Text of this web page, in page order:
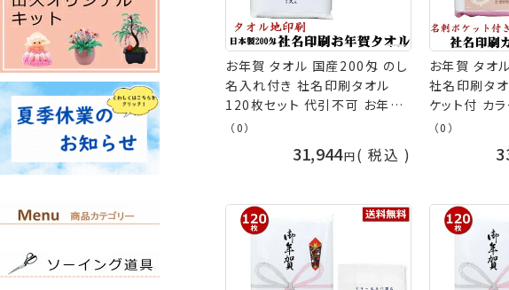
お年賀 タオル 国産200匁 のし
名入れ付き 社名印刷タオル
120枚セット 代引不可 お年賀
タオル 粗品 販促 御礼 熨斗付
きタオル 粗品タオル ［返品不
可］ 手芸の山久
（0）
31,944 税込
お年賀 タオ
社名印刷タ
ケット付 カ
120枚セッ
タオル 粗品
きタオル 粗品タ
（0）